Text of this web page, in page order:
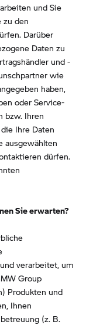
und Sie
zu den
Darüber
Daten zu
und -
wie
haben,
oder Service-
bzw. Ihren
Ihre Daten
ausgewählten
dürfen.
Sie erwarten?
verarbeitet, um
Group
Produkten und
Ihnen
(z. B.